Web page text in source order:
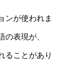
ンが使われま
表現が、
ることがあり